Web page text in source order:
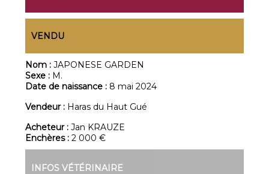
VENDU
Nom :JAPONESE GARDEN
Sexe : M.
Date de naissance : 8 mai 2024
Vendeur : Haras du Haut Gué
Acheteur :Jan KRAUZE
Enchères :2 000 €
INFOS VÉTÉRINAIRE